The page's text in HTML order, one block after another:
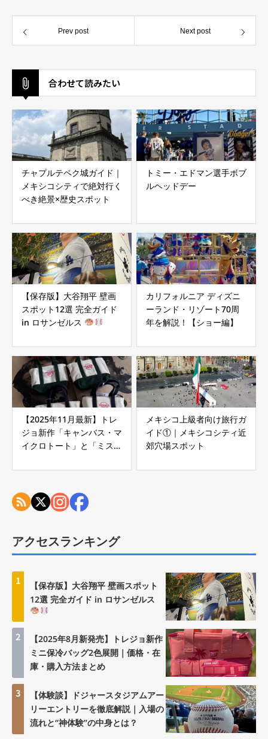
Prev post Next post
合わせて読みたい
チャプルテペク城ガイド｜
メキシコシティで絶対行く
べき絶景×歴史スポット
トミー・エドマン選手ボブ
ルヘッドデー
【保存版】大谷翔平 壁画
スポット12選 完全ガイド
in ロサンゼルス
カリフォルニア ディズニ
ーランド・リゾート70周
年を解説！【ショー編】
【2025年11月最新】トレ
ジョ新作「キャンバス・マ
イクロトート」と「ミステ
メキシコ上級者向け旅行ガ
イド①｜メキシコシティ近
郊穴場スポット
アクセスランキング
1
【保存版】大谷翔平 壁画スポット
12選 完全ガイド in ロサンゼルス
2
【2025年8月新発売】トレジョ新作
ミニ保冷バッグ2色展開｜価格・在
庫・購入方法まとめ
3
【体験談】ドジャースタジアムアー
リーエントリーを徹底解説｜入場の
流れと“神体験”の中身とは？